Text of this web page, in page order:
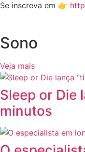
Se inscreva em 👉
Sono
Veja mais
Sleep or Die
minutos